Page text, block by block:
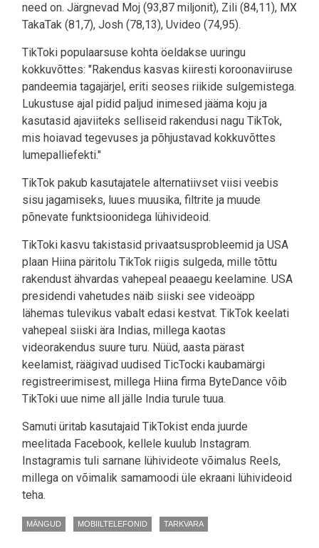
need on. Järgnevad Moj (93,87 miljonit), Zili (84,11), MX
TakaTak (81,7), Josh (78,13), Uvideo (74,95).
TikToki populaarsuse kohta öeldakse uuringu
kokkuvõttes: "Rakendus kasvas kiiresti koroonaviiruse
pandeemia tagajärjel, eriti seoses riikide sulgemistega.
Lukustuse ajal pidid paljud inimesed jääma koju ja
kasutasid ajaviiteks selliseid rakendusi nagu TikTok,
mis hoiavad tegevuses ja põhjustavad kokkuvõttes
lumepalliefekti."
TikTok pakub kasutajatele alternatiivset viisi veebis
sisu jagamiseks, luues muusika, filtrite ja muude
põnevate funktsioonidega lühivideoid.
TikToki kasvu takistasid privaatsusprobleemid ja USA
plaan Hiina päritolu TikTok riigis sulgeda, mille tõttu
rakendust ähvardas vahepeal peaaegu keelamine. USA
presidendi vahetudes näib siiski see videoäpp
lähemas tulevikus vabalt edasi kestvat. TikTok keelati
vahepeal siiski ära Indias, millega kaotas
videorakendus suure turu. Nüüd, aasta pärast
keelamist, räägivad uudised TicTocki kaubamärgi
registreerimisest, millega Hiina firma ByteDance võib
TikToki uue nime all jälle India turule tuua.
Samuti üritab kasutajaid TikTokist enda juurde
meelitada Facebook, kellele kuulub Instagram.
Instagramis tuli sarnane lühivideote võimalus Reels,
millega on võimalik samamoodi üle ekraani lühivideoid
teha.
MÄNGUD MOBIILTELEFONID TARKVARA